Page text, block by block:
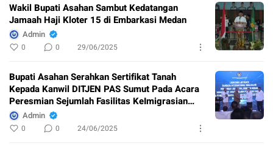
Wakil Bupati Asahan Sambut Kedatangan
Jamaah Haji Kloter 15 di Embarkasi Medan
Admin
0 0 29/06/2025
Bupati Asahan Serahkan Sertifikat Tanah
Kepada Kanwil DITJEN PAS Sumut Pada Acara
Peresmian Sejumlah Fasilitas KeImigrasian
DiBandara Kualanamu
Admin
0 0 24/06/2025